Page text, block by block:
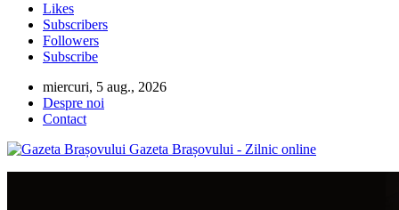
Likes
Subscribers
Followers
Subscribe
miercuri, 5 aug., 2026
Despre noi
Contact
Gazeta Brașovului - Zilnic online